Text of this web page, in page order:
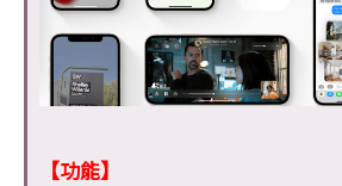
【功能】